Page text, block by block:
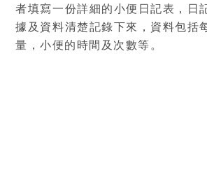
者填寫一份詳細的小便日記表，日
據及資料清楚記錄下來，資料包括
量，小便的時間及次數等。